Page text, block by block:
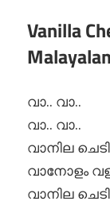
Vanilla
വാ.. വാ..
വാ.. വാ..
വാനില
വാനോളം
വാനില